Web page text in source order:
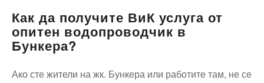
Как да получите ВиК услуга от
опитен водопроводчик в
Бункера?
Ако сте жители на жк. Бункера или работите там, не се